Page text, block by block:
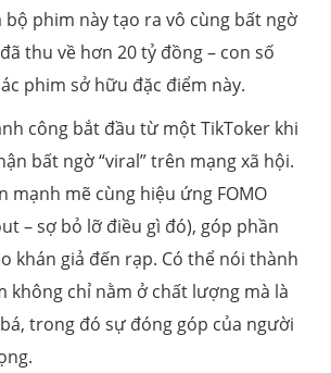
bộ phim này tạo ra vô cùng bất ngờ
thu về hơn 20 tỷ đồng – con số
phim sở hữu đặc điểm này.
công bắt đầu từ một TikToker khi
bất ngờ “viral” trên mạng xã hội.
mạnh mẽ cùng hiệu ứng FOMO
– sợ bỏ lỡ điều gì đó), góp phần
khán giả đến rạp. Có thể nói thành
không chỉ nằm ở chất lượng mà là
trong đó sự đóng góp của người